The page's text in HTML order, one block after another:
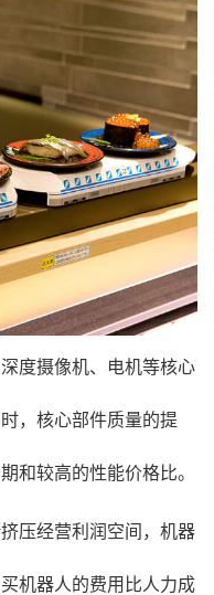
度摄像机、电机等核心
，核心部件质量的提
和较高的性能价格比。
压经营利润空间，机器
机器人的费用比人力成